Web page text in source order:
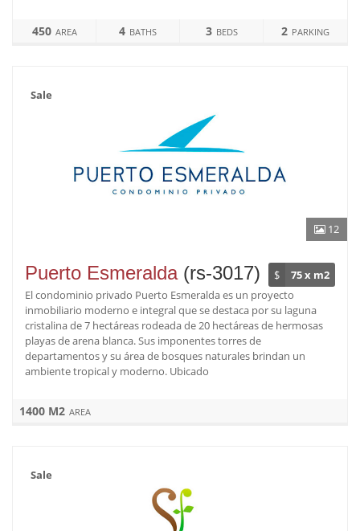
450 AREA 4 BATHS 3 BEDS 2 PARKING
12
Sale
$ 75 x m2
Puerto Esmeralda(rs-3017)
El condominio privado Puerto Esmeralda es un proyecto
inmobiliario moderno e integral que se destaca por su laguna
cristalina de 7 hectáreas rodeada de 20 hectáreas de hermosas
playas de arena blanca. Sus imponentes torres de
departamentos y su área de bosques naturales brindan un
ambiente tropical y moderno. Ubicado
1400 M2 AREA
Sale